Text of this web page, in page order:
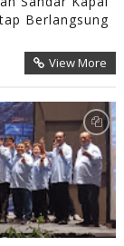
Berlangsung
View More